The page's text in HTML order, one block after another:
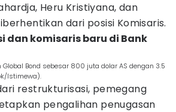
Heru Kristiyana, dan
dari posisi Komisaris.
dan komisaris baru di Bank
Bond sebesar 800 juta dolar AS dengan 3.5
Istimewa).
restrukturisasi, pemegang
pengalihan penugasan